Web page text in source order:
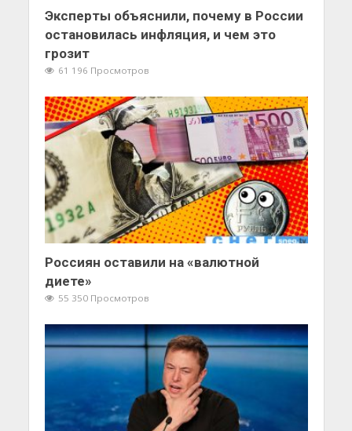
Эксперты объяснили, почему в России
остановилась инфляция, и чем это
грозит
61 196 Просмотров
Россиян оставили на «валютной
диете»
55 350 Просмотров